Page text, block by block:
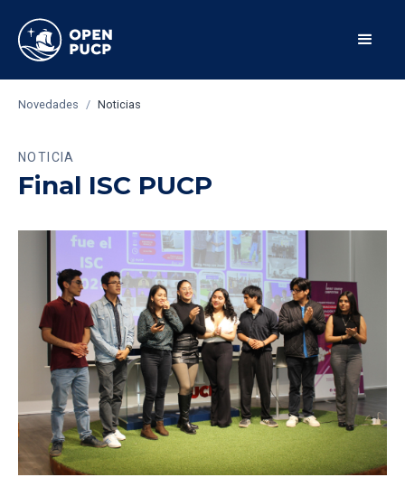
Novedades / Noticias
NOTICIA
Final ISC PUCP